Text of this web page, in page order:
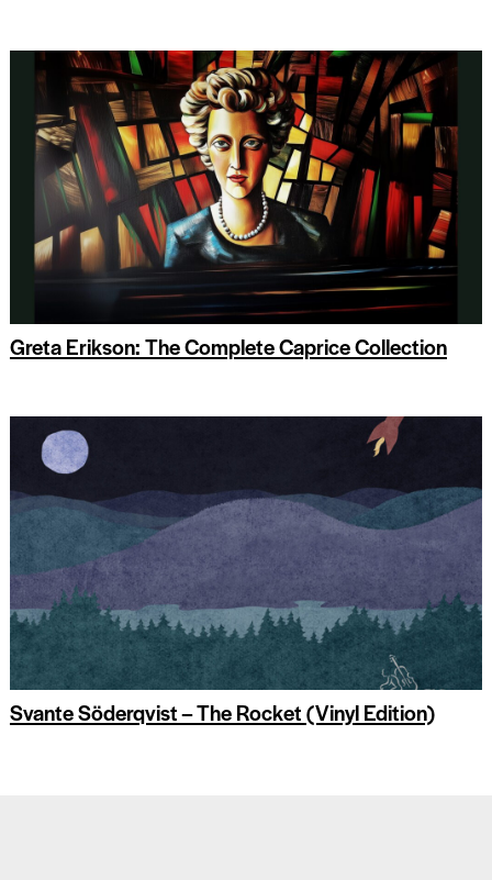
Greta Erikson: The Complete Caprice Collection
Svante Söderqvist – The Rocket (Vinyl Edition)